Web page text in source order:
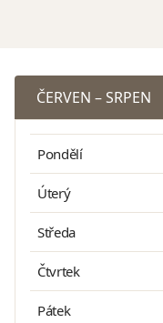
ČERVEN – SRPEN
Pondělí
Úterý
Středa
Čtvrtek
Pátek